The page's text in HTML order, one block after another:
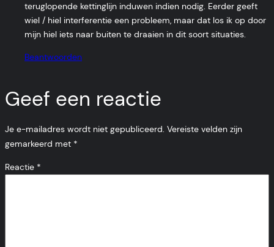
teruglopende kettinglijn induwen indien nodig. Eerder geeft
wiel / hiel interferentie een probleem, maar dat los ik op door
mijn hiel iets naar buiten te draaien in dit soort situaties.
Beantwoorden
Geef een reactie
Je e-mailadres wordt niet gepubliceerd. Vereiste velden zijn
gemarkeerd met *
Reactie *